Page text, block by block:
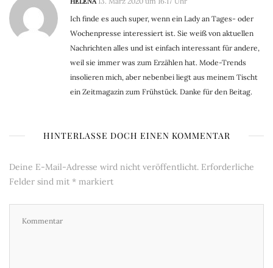
Ich finde es auch super, wenn ein Lady an Tages- oder
Wochenpresse interessiert ist. Sie weiß von aktuellen
Nachrichten alles und ist einfach interessant für andere,
weil sie immer was zum Erzählen hat. Mode-Trends
insolieren mich, aber nebenbei liegt aus meinem Tischt
ein Zeitmagazin zum Frühstück. Danke für den Beitag.
HINTERLASSE DOCH EINEN KOMMENTAR
Deine E-Mail-Adresse wird nicht veröffentlicht. Erforderliche
Felder sind mit * markiert